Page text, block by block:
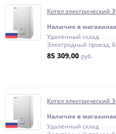
Котел электрический
Наличие в магазинах
Удаленный склад
Электродный проезд,
85 309,00 руб.
Котел электрический
Наличие в магазинах
Удаленный склад